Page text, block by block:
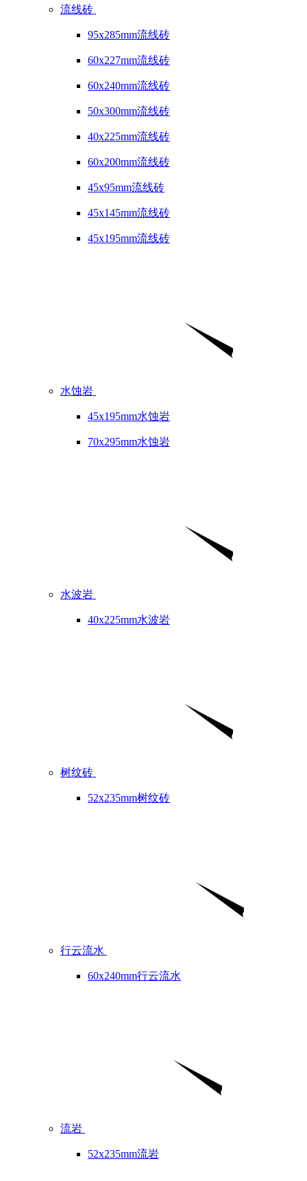
流线砖
95x285mm流线砖
60x227mm流线砖
60x240mm流线砖
50x300mm流线砖
40x225mm流线砖
60x200mm流线砖
45x95mm流线砖
45x145mm流线砖
45x195mm流线砖
水蚀岩
45x195mm水蚀岩
70x295mm水蚀岩
水波岩
40x225mm水波岩
树纹砖
52x235mm树纹砖
行云流水
60x240mm行云流水
流岩
52x235mm流岩